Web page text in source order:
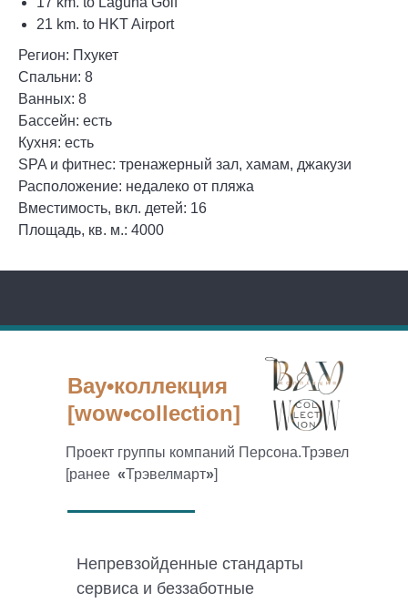
21 km. to HKT Airport
Регион: Пхукет
Спальни: 8
Ванных: 8
Бассейн: есть
Кухня: есть
SPA и фитнес: тренажерный зал, хамам, джакузи
Расположение: недалеко от пляжа
Вместимость, вкл. детей: 16
Площадь, кв. м.: 4000
Вау•коллекция
[wow•collection]
Проект группы компаний Персона.Трэвел
[ранее «Трэвелмарт»]
Непревзойденные стандарты
сервиса и беззаботные